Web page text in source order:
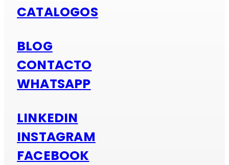
CATALOGOS
BLOG
CONTACTO
WHATSAPP
LINKEDIN
INSTAGRAM
FACEBOOK